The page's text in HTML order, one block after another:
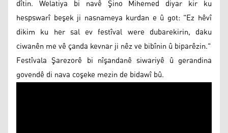
dîtin. Welatiya bi navê Şino Mihemed diyar kir ku
hespswarî beşek ji nasnameya kurdan e û got: "Ez hêvî
dikim ku her sal ev festîval were dubarekirin, daku
ciwanên me vê çanda kevnar ji nêz ve bibînin û biparêzin."
Festîvala Şarezorê bi nîşandanê siwariyê û gerandina
govendê di nava coşeke mezin de bidawî bû.